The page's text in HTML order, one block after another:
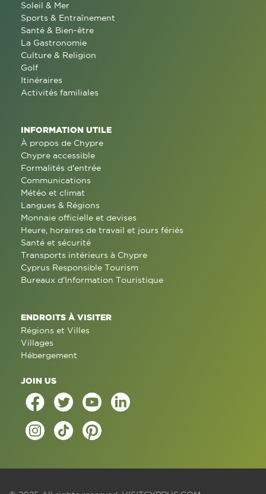
Soleil & Mer
Sports & Entraînement
Santé & Bien-être
La Gastronomie
Culture & Religion
Golf
Itinéraires
Activités familiales
INFORMATION UTILE
À propos de Chypre
Chypre accessible
Formalités d'entrée
Communications
Météo et climat
Langues & Régions
Monnaie officielle et devises
Heure, horaires de travail et jours fériés
Santé et sécurité
Transports intérieurs à Chypre
Cyprus Responsible Tourism
Bureaux d'Information Touristique
ENDROITS À VISITER
Régions et Villes
Villages
Hébergement
JOIN US